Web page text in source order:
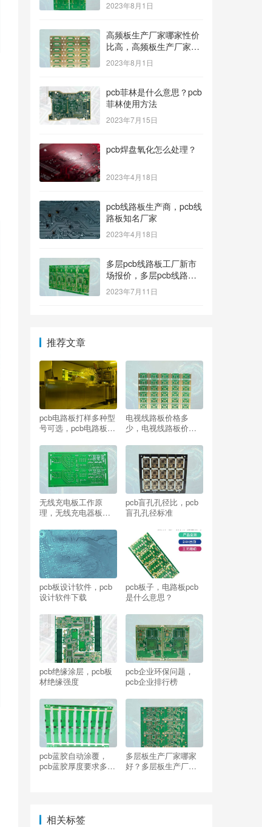
2023年8月1日
高频板生产厂家哪家性价
比高，高频板生产厂家哪
个公司的好？
2023年8月1日
pcb菲林是什么意思？pcb
菲林使用方法
2023年7月15日
pcb焊盘氧化怎么处理？
2023年4月18日
pcb线路板生产商，pcb线
路板知名厂家
2023年4月18日
多层pcb线路板工厂新市
场报价，多层pcb线路板
厂家新参考价格
2023年7月11日
推荐文章
pcb电路板打样多种型
号可选，pcb电路板打
电视线路板价格多
少，电视线路板价格
无线充电板工作原
理，无线充电器板怎
pcb盲孔孔径比，pcb
盲孔孔径标准
pcb板设计软件，pcb
设计软件下载
pcb板子，电路板pcb
是什么意思？
pcb绝缘涂层，pcb板
材绝缘强度
pcb企业环保问题，
pcb企业排行榜
pcb蓝胶自动涂覆，
pcb蓝胶厚度要求多
多层板生产厂家哪家
好？多层板生产厂家
相关标签